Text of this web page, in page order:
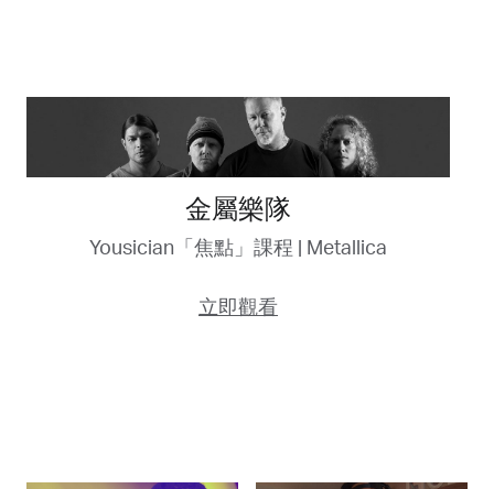
金屬樂隊
Yousician「焦點」課程 | Metallica
立即觀看